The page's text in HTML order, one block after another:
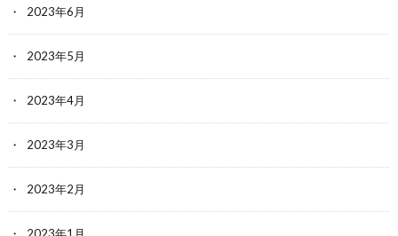
2023年6月
2023年5月
2023年4月
2023年3月
2023年2月